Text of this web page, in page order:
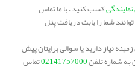
کسب کنید ، با ما تماس
شما را بابت دریافت پنل
نیاز دارید یا سوالی برایتان پیش
شماره تلفن02141757000تماس